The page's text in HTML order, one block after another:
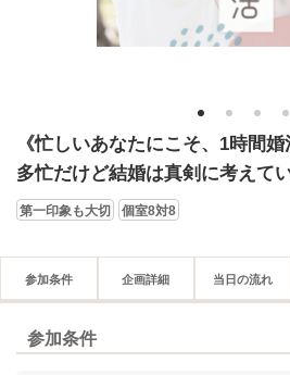
1 2 3 4
《忙しいあなたにこそ、1時間婚
多忙だけど結婚は真剣に考えて
第一印象も大切 個室8対8
参加条件 企画詳細 当日の流れ
参加条件